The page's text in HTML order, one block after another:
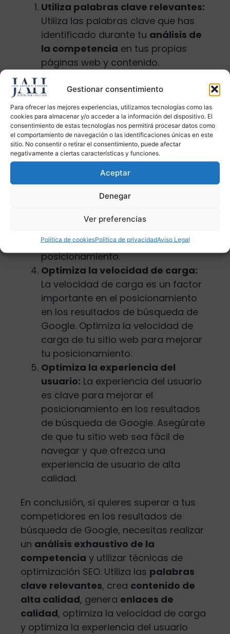
Gestionar consentimiento
Para ofrecer las mejores experiencias, utilizamos tecnologías como las
cookies para almacenar y/o acceder a la información del dispositivo. El
consentimiento de estas tecnologías nos permitirá procesar datos como
el comportamiento de navegación o las identificaciones únicas en este
sitio. No consentir o retirar el consentimiento, puede afectar
negativamente a ciertas características y funciones.
Aceptar
Denegar
Ver preferencias
Política de cookiesPolítica de privacidadAviso Legal
Utiliza palabras clave relevantes:
Utiliza las palabras clave que has
identificado durante tu análisis de
la competencia en tus propias
páginas web y contenido.
Crea contenido de alta calidad:
Publica contenido que sea valioso y
relevante para tu público objetivo.
Esto te ayudará a generar enlaces y
a mejorar tu posicionamiento en los
resultados de búsqueda de Google.
Genera enlaces de calidad:Los
enlaces son una parte importante
del posicionamiento en los
resultados de búsqueda de Google.
Genera enlaces de calidad desde
para mejorar tu propio
posicionamiento.
Optimiza la velocidad de carga:
La velocidad de carga es un factor
importante en el posicionamiento
en los resultados de búsqueda de
Google. Optimiza la velocidad de
carga de tu sitio web para mejorar
tu posicionamiento.
Optimiza la experiencia del
usuario: La experiencia del usuario
es clave para mejorar el
posicionamiento en los resultados
de búsqueda de Google. Asegúrate
de que tu sitio web sea fácil de
navegar y que ofrezca una
experiencia de usuario de alta
calidad.
En conclusión, si quieres superar a tus
competidores en los resultados de
búsqueda de Google, necesitas realizar
un análisis exhaustivo de la
competencia y utilizar técnicas de
optimización SEO. Utiliza las palabras
clave relevantes, crea contenido de
alta calidad, genera enlaces de
calidad, optimiza la velocidad de carga
y optimiza la experiencia del usuario